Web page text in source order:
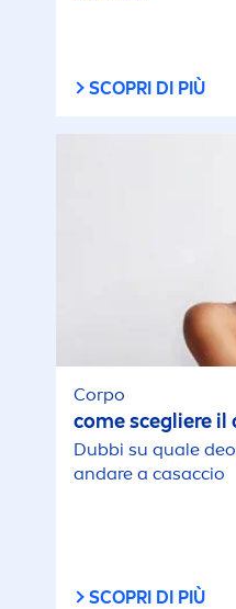
SCOPRI DI PIÙ
Corpo
come scegliere il
Dubbi su quale
andare a casaccio
SCOPRI DI PIÙ